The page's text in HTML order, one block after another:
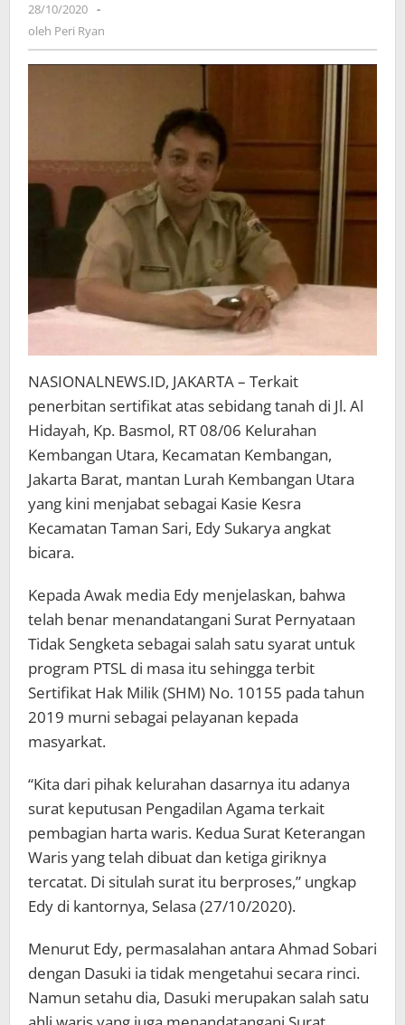
Sengketa
Warga
28/10/2020 oleh
Peri
-
oleh Peri Ryan
NASIONALNEWS.ID, JAKARTA – Terkait
penerbitan sertifikat atas sebidang tanah di Jl. Al
Hidayah, Kp. Basmol, RT 08/06 Kelurahan
Kembangan Utara, Kecamatan Kembangan,
Jakarta Barat, mantan Lurah Kembangan Utara
yang kini menjabat sebagai Kasie Kesra
Kecamatan Taman Sari, Edy Sukarya angkat
bicara.
Kepada Awak media Edy menjelaskan, bahwa
telah benar menandatangani Surat Pernyataan
Tidak Sengketa sebagai salah satu syarat untuk
program PTSL di masa itu sehingga terbit
Sertifikat Hak Milik (SHM) No. 10155 pada tahun
2019 murni sebagai pelayanan kepada
masyarkat.
“Kita dari pihak kelurahan dasarnya itu adanya
surat keputusan Pengadilan Agama terkait
pembagian harta waris. Kedua Surat Keterangan
Waris yang telah dibuat dan ketiga giriknya
tercatat. Di situlah surat itu berproses,” ungkap
Edy di kantornya, Selasa (27/10/2020).
Menurut Edy, permasalahan antara Ahmad Sobari
dengan Dasuki ia tidak mengetahui secara rinci.
Namun setahu dia, Dasuki merupakan salah satu